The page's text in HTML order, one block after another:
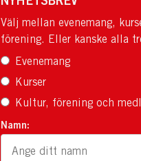
Välj mellan evenemang,
förening. Eller kanske alla
Evenemang
Kurser
Kultur, förening och
Namn: